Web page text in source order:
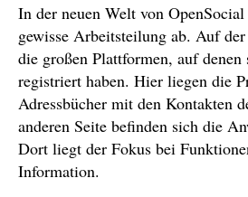
In der neuen Welt von
gewisse Arbeitsteilung ab. Auf
die großen Plattformen, auf
registriert haben. Hier liegen die
Adressbücher mit den Kontakten
anderen Seite befinden sich die
Dort liegt der Fokus bei
Information.